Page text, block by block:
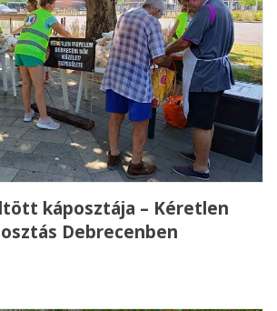
káposztája – Kéretlen
Debrecenben